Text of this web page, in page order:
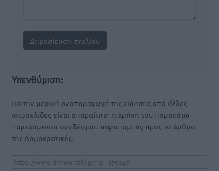
Υπενθύμιση:
Για την μερική αναπαραγωγή της είδησης από άλλες
ιστοσελίδες είναι απαραίτητη η χρήση του παρακάτω
παρεχόμενου συνδέσμου παραπομπής προς το άρθρο
της Δημοκρατικής.